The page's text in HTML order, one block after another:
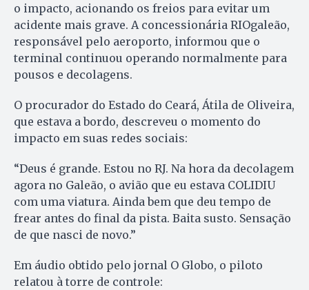
o impacto, acionando os freios para evitar um
acidente mais grave. A concessionária RIOgaleão,
responsável pelo aeroporto, informou que o
terminal continuou operando normalmente para
pousos e decolagens.
O procurador do Estado do Ceará, Átila de Oliveira,
que estava a bordo, descreveu o momento do
impacto em suas redes sociais:
“Deus é grande. Estou no RJ. Na hora da decolagem
agora no Galeão, o avião que eu estava COLIDIU
com uma viatura. Ainda bem que deu tempo de
frear antes do final da pista. Baita susto. Sensação
de que nasci de novo.”
Em áudio obtido pelo jornal O Globo, o piloto
relatou à torre de controle: